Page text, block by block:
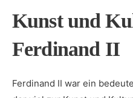
Kunst und
Ferdinand II
Ferdinand II war ein